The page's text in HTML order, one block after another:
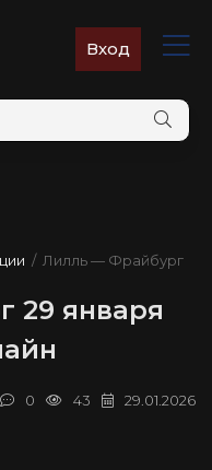
Вход
/ Лилль — Фрайбург
29 января
29.01.2026
43
0